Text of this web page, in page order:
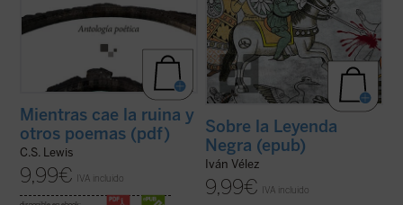
Mientras cae la ruina y
otros poemas (pdf)
C.S. Lewis
9,99€ IVA incluido
Sobre la Leyenda
Negra (epub)
Iván Vélez
9,99€ IVA incluido